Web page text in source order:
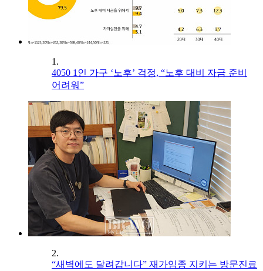
1.
4050 1인 가구 ‘노후’ 걱정, “노후 대비 자금 준비
어려워”
2.
“새벽에도 달려갑니다” 재가임종 지키는 방문진료